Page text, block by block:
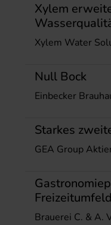
Xylem
Xylem Water
Null Bock
Einbecker
Starkes
GEA Group
Freizeitumfeld
Brauerei C. & A.